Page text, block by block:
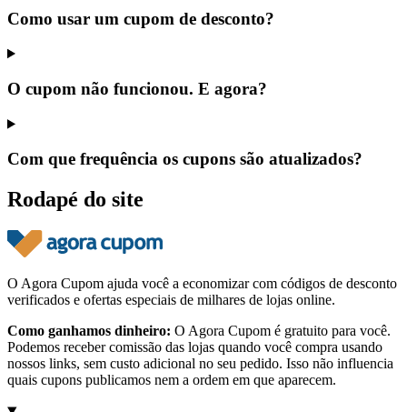
Como usar um cupom de desconto?
O cupom não funcionou. E agora?
Com que frequência os cupons são atualizados?
Rodapé do site
O Agora Cupom ajuda você a economizar com códigos de desconto
verificados e ofertas especiais de milhares de lojas online.
Como ganhamos dinheiro: O Agora Cupom é gratuito para você.
Podemos receber comissão das lojas quando você compra usando
nossos links, sem custo adicional no seu pedido. Isso não influencia
quais cupons publicamos nem a ordem em que aparecem.